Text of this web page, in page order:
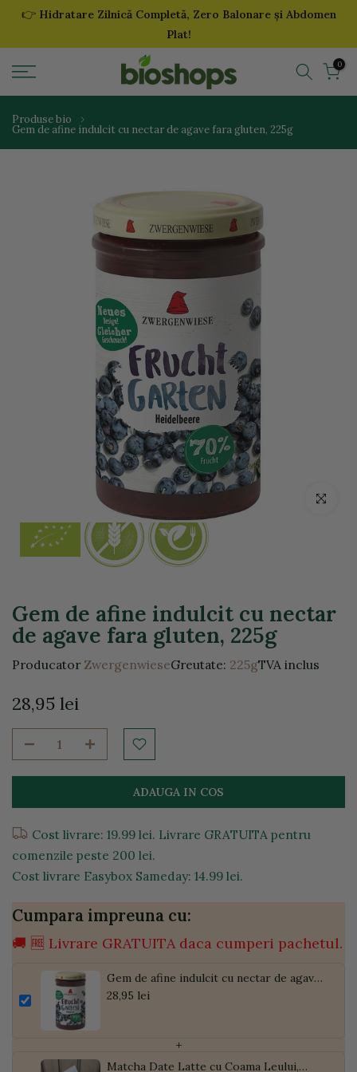
Sari
👉 Hidratare Zilnică Completă, Zero Balonare și Abdomen
Plat!
0
Produse bio
Gem de afine indulcit cu nectar de agave fara gluten, 225g
Click
Gem de afine indulcit cu nectar
de agave fara gluten, 225g
Producator ZwergenwieseGreutate: 225gTVA inclus
28,95 lei
ADAUGA IN COS
Cost livrare: 19.99 lei. Livrare GRATUITA pentru
comenzile peste 200 lei.
Cost livrare Easybox Sameday: 14.99 lei.
Cumpara impreuna cu:
🚚 🆓 Livrare GRATUITA daca cumperi pachetul.
Gem de afine indulcit cu nectar de agave
fara gluten, 225g
28,95 lei
+
Matcha Date Latte cu Coama Leului,